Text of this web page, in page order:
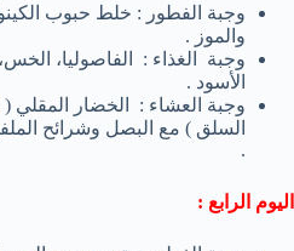
وجبة الفطور : خلط حبوب
والموز .
وجبة الغذاء : الفاصوليا،
الأسود .
وجبة العشاء : الخضار المقلي
السلق ) مع البصل وشرائح
.
اليوم الرابع :